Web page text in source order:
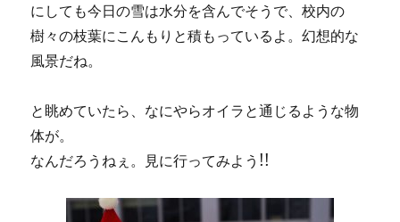
にしても今日の雪は水分を含んでそうで、校内の
樹々の枝葉にこんもりと積もっているよ。幻想的な
風景だね。
と眺めていたら、なにやらオイラと通じるような物
体が。
なんだろうねぇ。見に行ってみよう!!